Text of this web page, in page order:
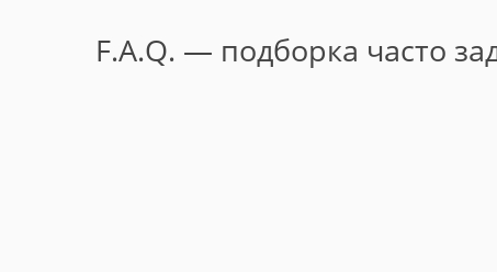
F.A.Q. — подборка часто